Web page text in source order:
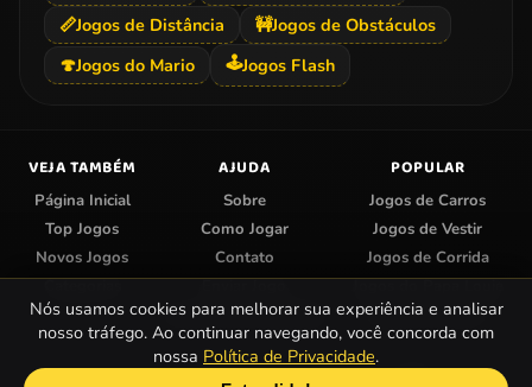
📏Jogos de Distância 🚧Jogos de Obstáculos
🍄Jogos do Mario 🕹️Jogos Flash
VEJA TAMBÉM
Página Inicial
Top Jogos
Novos Jogos
Categorias
AJUDA
Sobre
Como Jogar
Contato
Enviar Jogo
Centro de Privacidade
POPULAR
Jogos de Carros
Jogos de Vestir
Jogos de Corrida
Jogos do Papa Louie
Jogos de Colorir
Nós usamos cookies para melhorar sua experiência e analisar
nosso tráfego. Ao continuar navegando, você concorda com
nossa Política de Privacidade.